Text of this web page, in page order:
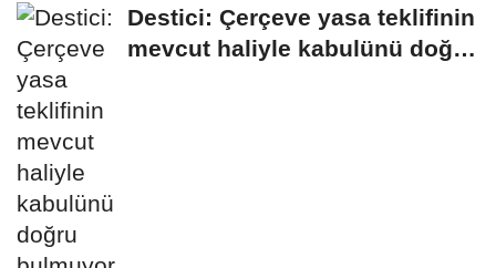
Destici: Çerçeve yasa teklifinin
mevcut haliyle kabulünü doğru